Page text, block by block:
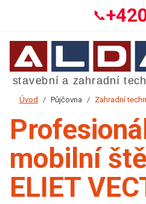
📞
Úvod Půjčovna Zahradní
mobilní
ELIET